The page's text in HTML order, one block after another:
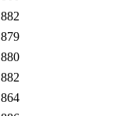
882
879
880
882
864